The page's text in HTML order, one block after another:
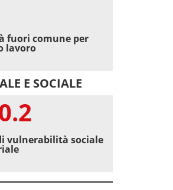
fuori comune per
lavoro
E SOCIALE
vulnerabilità sociale